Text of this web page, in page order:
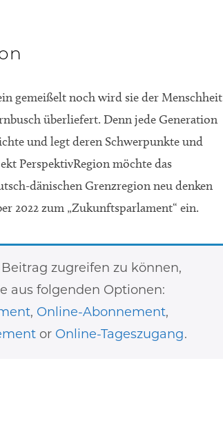
gemeißelt noch wird sie der Menschheit
überliefert. Denn jede Generation
und legt deren Schwerpunkte und
PerspektivRegion möchte das
dänischen Grenzregion neu denken
2022 zum „Zukunftsparlament“ ein.
zugreifen zu können,
aus folgenden Optionen:
, Online-Abonnement,
or Online-Tageszugang.